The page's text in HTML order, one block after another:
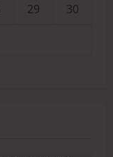
29
30